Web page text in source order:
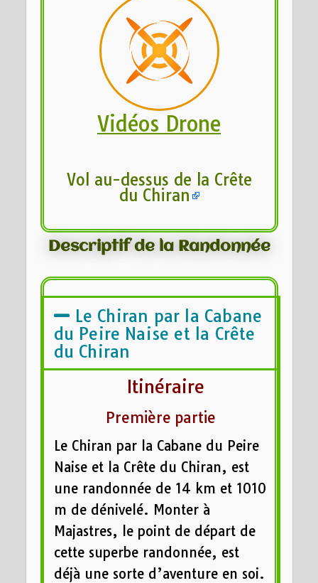
Vidéos Drone
Vol au-dessus de la Crête
du Chiran
Descriptif de la Randonnée
Le Chiran par la Cabane
du Peire Naise et la Crête
du Chiran
Itinéraire
Première partie
Le Chiran par la Cabane du Peire
Naise et la Crête du Chiran, est
une randonnée de 14 km et 1010
m de dénivelé. Monter à
Majastres, le point de départ de
cette superbe randonnée, est
déjà une sorte d’aventure en soi.